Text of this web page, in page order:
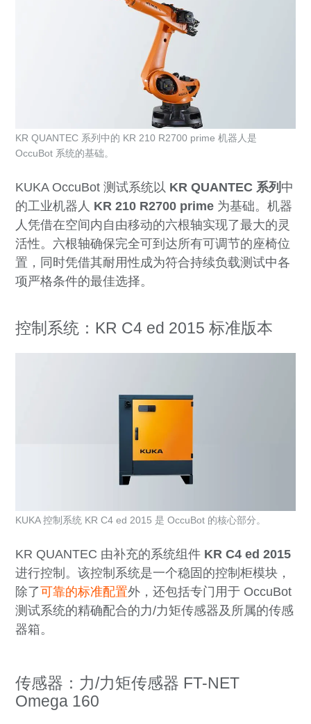
KUKA OccuBot 测试系统以 KR QUANTEC 系列 中
的工业机器人 KR 210 R2700 prime 为基础。机器
人凭借在空间内自由移动的六根轴实现了最大的灵
活性。六根轴确保完全可到达所有可调节的座椅位
置，同时凭借其耐用性成为符合持续负载测试中各
项严格条件的最佳选择。
KR QUANTEC 系列中的 KR 210 R2700 prime 机器人是
OccuBot 系统的基础。
控制系统：KR C4 ed 2015 标准版本
KR QUANTEC 由补充的系统组件 KR C4 ed 2015
进行控制。该控制系统是一个稳固的控制柜模块，
除了可靠的标准配置外，还包括专门用于 OccuBot
测试系统的精确配合的力/力矩传感器及所属的传感
器箱。
KUKA 控制系统 KR C4 ed 2015 是 OccuBot 的核心部分。
传感器：力/力矩传感器 FT-NET
Omega 160